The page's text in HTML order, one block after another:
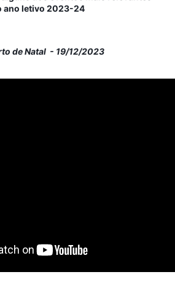
ano letivo 2023-24
de Natal - 19/12/2023